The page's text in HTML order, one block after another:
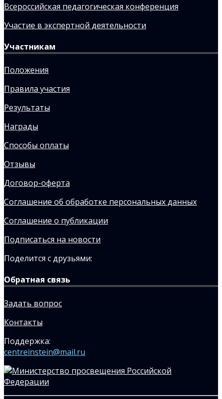
Всероссийская педагогическая конференция
Участие в экспертной деятельности
Участникам
Положения
Правила участия
Результаты
Награды
Способы оплаты
Отзывы
Договор-оферта
Соглашение об обработке персональных данных
Соглашение о публикации
Подписаться на новости
Поделится с друзьями:
Обратная связь
Задать вопрос
Контакты
Поддержка:
centreinstein@mail.ru